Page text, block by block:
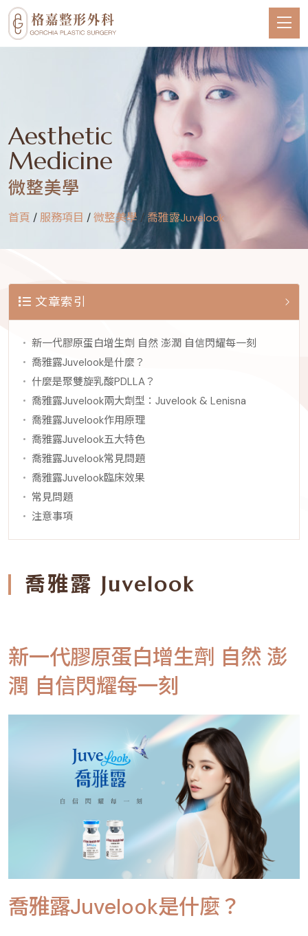
Aesthetic
Medicine
微整美學
首頁 / 服務項目 /微整美學 /喬雅露Juvelook
文章索引
新一代膠原蛋白增生劑 自然 澎潤 自信閃耀每一刻
喬雅露Juvelook是什麼？
什麼是聚雙旋乳酸PDLLA？
喬雅露Juvelook兩大劑型：Juvelook & Lenisna
喬雅露Juvelook作用原理
喬雅露Juvelook五大特色
喬雅露Juvelook常見問題
喬雅露Juvelook臨床效果
常見問題
注意事項
喬雅露 Juvelook
新一代膠原蛋白增生劑 自然 澎
潤 自信閃耀每一刻
喬雅露Juvelook是什麼？